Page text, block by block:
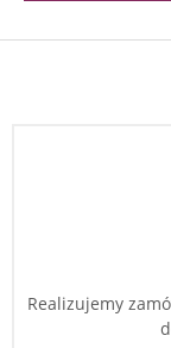
Realizujemy